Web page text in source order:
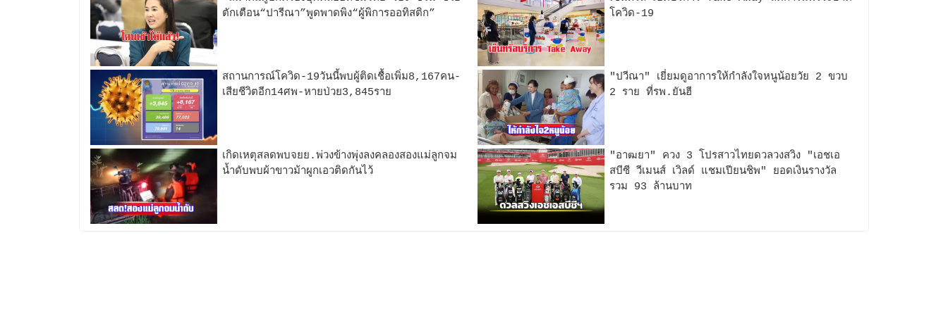
ตักเตือน“ปารีณา”พูดพาดพิง“ผู้พิการออทิสติก”
โควิด-19
สถานการณ์โควิด-19วันนี้พบผู้ติดเชื้อเพิ่ม8,167คน-
เสียชีวิตอีก14ศพ-หายป่วย3,845ราย
"ปวีณา" เยี่ยมดูอาการให้กำลังใจหนูน้อยวัย 2 ขวบ
2 ราย ที่รพ.ยันฮี
เกิดเหตุสลดพบจยย.พ่วงข้างพุ่งลงคลองสองแม่ลูกจม
น้ำดับพบผ้าขาวม้าผูกเอวติดกันไว้
"อาฒยา" ควง 3 โปรสาวไทยดวลวงสวิง "เอชเอ
สบีซี วีเมนส์ เวิลด์ แชมเปียนชิพ" ยอดเงินรางวัล
รวม 93 ล้านบาท